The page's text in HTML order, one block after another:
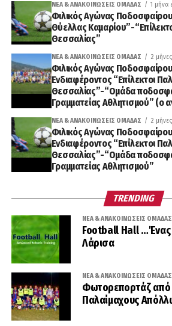
ΝΈΑ & ΑΝΑΚΟΙΝΏΣΕΙΣ ΟΜΆΔΑΣ 1 μήνα
Φιλικός Αγώνας
Θύελλας Καμαρίου”-
Θεσσαλίας”
ΝΈΑ & ΑΝΑΚΟΙΝΏΣΕΙΣ ΟΜΆΔΑΣ 2
Φιλικός Αγώνας
Ενδιαφέροντος “Επίλεκτοι
Θεσσαλίας”-“Ομάδα
Γραμματείας Αθλητισμού” (ο
ΝΈΑ & ΑΝΑΚΟΙΝΏΣΕΙΣ ΟΜΆΔΑΣ 2
Φιλικός Αγώνας
Ενδιαφέροντος “Επίλεκτοι
Θεσσαλίας”-“Ομάδα
Γραμματείας Αθλητισμού”
TRENDING
ΝΈΑ & ΑΝΑΚΟΙΝΏΣΕΙΣ ΟΜΆΔΑΣ
Football Hall …Ένας
Λάρισα
ΝΈΑ & ΑΝΑΚΟΙΝΏΣΕΙΣ ΟΜΆΔΑΣ
Φωτορεπορτάζ από
Παλαίμαχους